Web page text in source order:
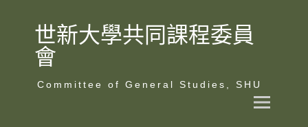
世新大學共同課程委員
會